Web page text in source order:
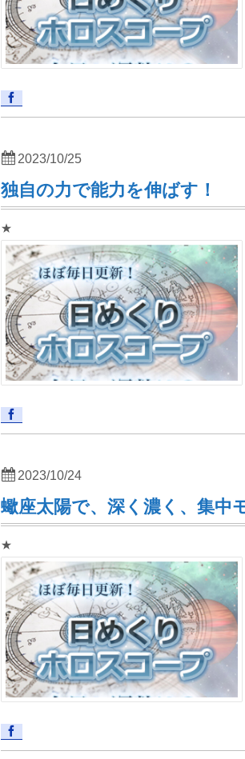
独自の力で能力を伸ばす！
★
2023/10/25
蠍座太陽で、深く濃く、集中
★
2023/10/24